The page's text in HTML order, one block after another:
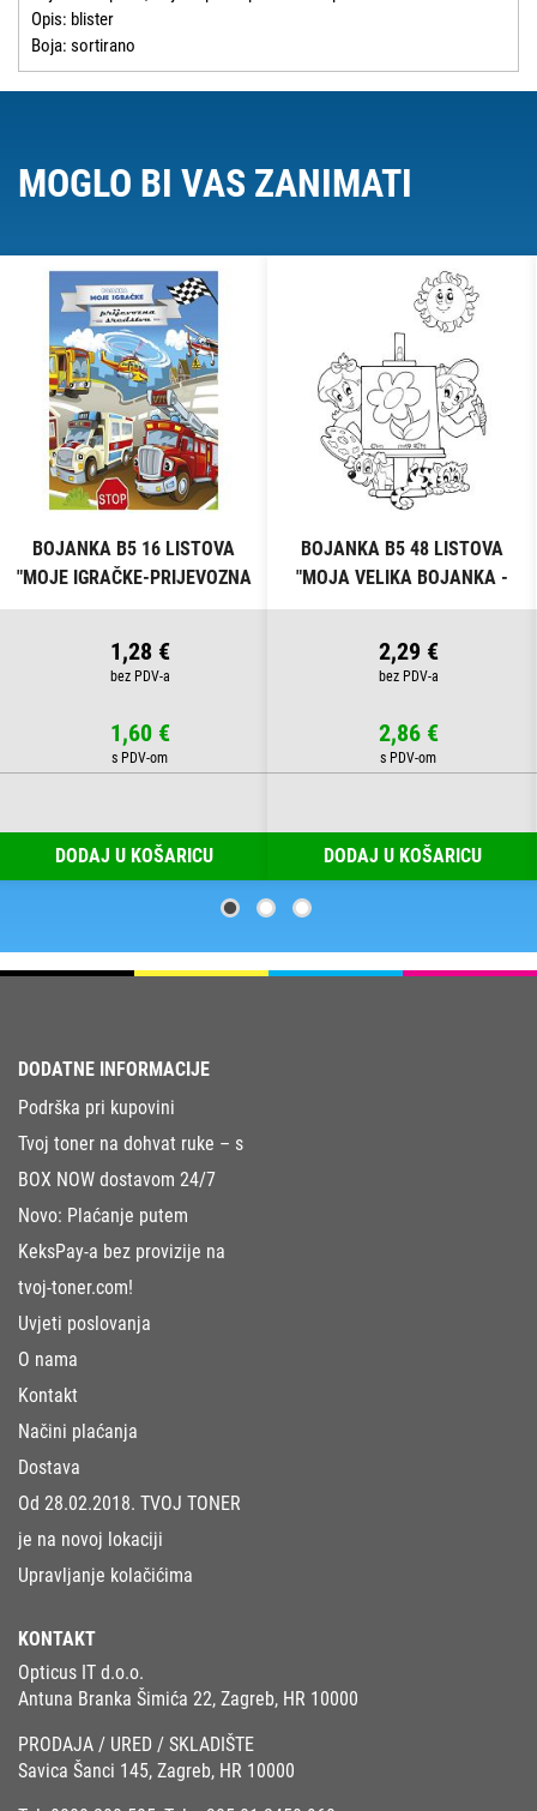
Opis: blister
Boja: sortirano
MOGLO BI VAS ZANIMATI
BOJANKA B5 16 LISTOVA
"MOJE IGRAČKE-PRIJEVOZNA
SREDSTVA" CONNECT
1,28 €
1,60 €
DODAJ U KOŠARICU
BOJANKA B5 48 LISTOVA
"MOJA VELIKA BOJANKA -
ŠARENI SVIJET" CONNECT
2,29 €
2,86 €
DODAJ U KOŠARICU
DODATNE INFORMACIJE
Podrška pri kupovini
Tvoj toner na dohvat ruke – s
BOX NOW dostavom 24/7
Novo: Plaćanje putem
KeksPay-a bez provizije na
tvoj-toner.com!
Uvjeti poslovanja
O nama
Kontakt
Načini plaćanja
Dostava
Od 28.02.2018. TVOJ TONER
je na novoj lokaciji
Upravljanje kolačićima
KONTAKT
Opticus IT d.o.o.
Antuna Branka Šimića 22, Zagreb, HR 10000
PRODAJA / URED / SKLADIŠTE
Savica Šanci 145, Zagreb, HR 10000